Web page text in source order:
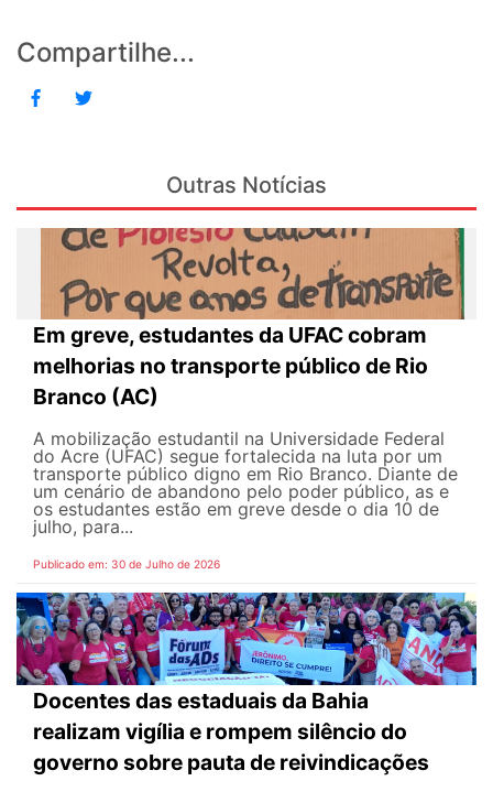
Compartilhe...
Outras Notícias
Em greve, estudantes da UFAC cobram
melhorias no transporte público de Rio
Branco (AC)
A mobilização estudantil na Universidade Federal
do Acre (UFAC) segue fortalecida na luta por um
transporte público digno em Rio Branco. Diante de
um cenário de abandono pelo poder público, as e
os estudantes estão em greve desde o dia 10 de
julho, para...
Publicado em: 30 de Julho de 2026
Docentes das estaduais da Bahia
realizam vigília e rompem silêncio do
governo sobre pauta de reivindicações